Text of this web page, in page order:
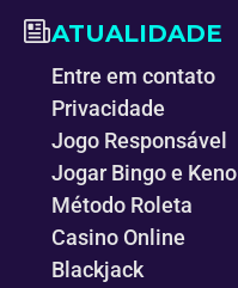
ATUALIDADE
Entre em contato
Privacidade
Jogo Responsável
Jogar Bingo e Keno
Método Roleta
Casino Online
Blackjack